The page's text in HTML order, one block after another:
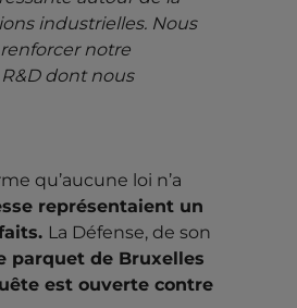
industrielles. Nous
notre
dont nous
qu’aucune loi n’a
représentaient un
La Défense, de son
parquet de Bruxelles
est ouverte contre